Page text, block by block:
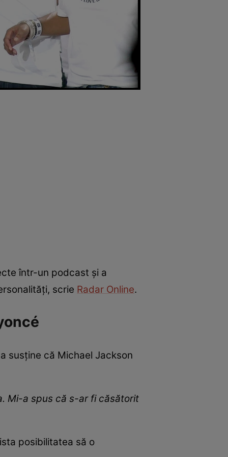
într-un podcast și a
scrie Radar Online.
susține că Michael Jackson
Mi-a spus că s-ar fi căsătorit
posibilitatea să o